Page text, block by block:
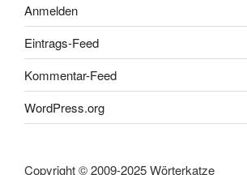
Anmelden
Eintrags-Feed
Kommentar-Feed
WordPress.org
Copyright © 2009-2025 Wörterkatze